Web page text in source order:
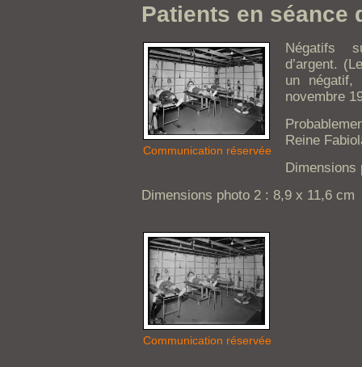
Patients en séance
Communication réservée
Négatifs
d’argent.
un
novembre
Reine
Dimensions
Dimensions photo 2 : 8,9 x 11,6 cm
Communication réservée